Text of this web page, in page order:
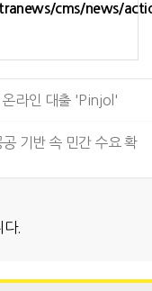
cms/news/
온라인 대출 'Pinjol'
기반 속 민간 수요 확
다.